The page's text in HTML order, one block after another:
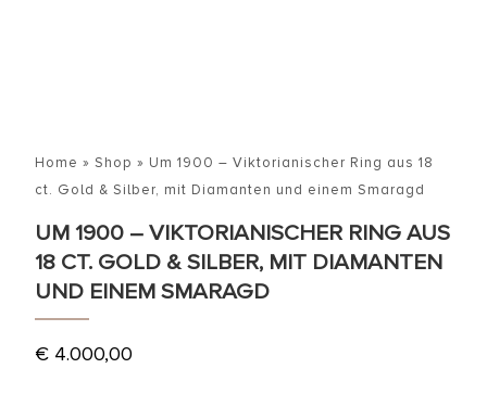
Home » Shop » Um 1900 – Viktorianischer Ring aus 18
ct. Gold & Silber, mit Diamanten und einem Smaragd
UM 1900 – VIKTORIANISCHER RING AUS
18 CT. GOLD & SILBER, MIT DIAMANTEN
UND EINEM SMARAGD
€ 4.000,00